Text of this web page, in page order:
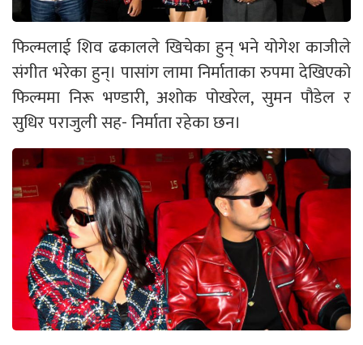
फिल्मलाई शिव ढकालले खिचेका हुन् भने योगेश काजीले
संगीत भरेका हुन्। पासांग लामा निर्माताका रुपमा देखिएको
फिल्ममा निरू भण्डारी, अशोक पोखरेल, सुमन पौडेल र
सुधिर पराजुली सह- निर्माता रहेका छन।